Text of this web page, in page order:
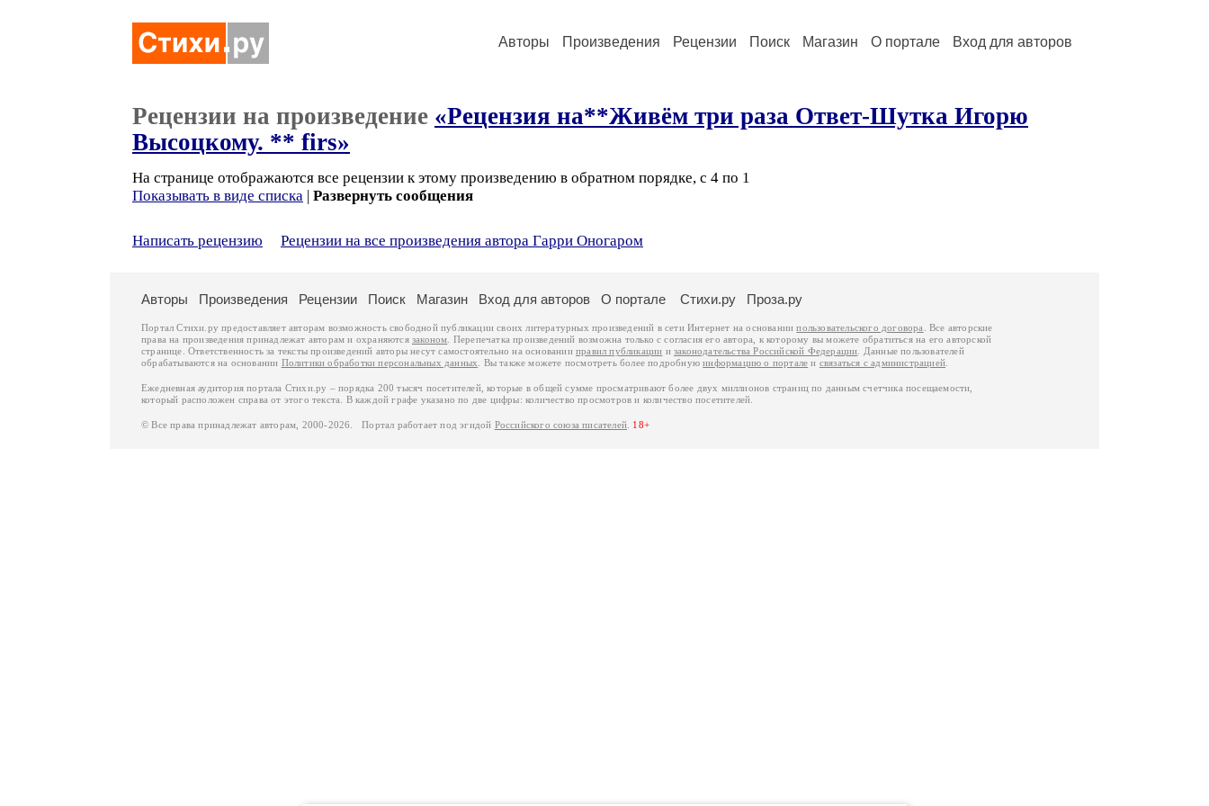
Авторы Произведения Рецензии Поиск Магазин О портале Вход для авторов
Рецензии на произведение «Рецензия на**Живём три раза Ответ-Шутка Игорю
Высоцкому. ** firs»
На странице отображаются все рецензии к этому произведению в обратном порядке, с 4 по 1
Показывать в виде списка | Развернуть сообщения
Написать рецензию Рецензии на все произведения автора Гарри Оногаром
Авторы Произведения Рецензии Поиск Магазин Вход для авторов О портале Стихи.ру Проза.ру
Портал Стихи.ру предоставляет авторам возможность свободной публикации своих литературных произведений в сети Интернет на основаниипользовательского договора
. Все авторские
права на произведения принадлежат авторам и охраняются законом . Перепечатка произведений возможна только с согласия его автора, к которому вы можете обратиться на его авторской
странице. Ответственность за тексты произведений авторы несут самостоятельно на основанииправил публикации изаконодательства Российской Федерации . Данные пользователей
обрабатываются на основании Политики обработки персональных данных . Вы также можете посмотреть более подробнуюинформацию о портале и связаться с администрацией
Ежедневная аудитория портала Стихи.ру – порядка 200 тысяч посетителей, которые в общей сумме просматривают более двух миллионов страниц по данным счетчика посещаемости,
который расположен справа от этого текста. В каждой графе указано по две цифры: количество просмотров и количество посетителей.
© Все права принадлежат авторам, 2000-2026. Портал работает под эгидой Российского союза писателей 18+